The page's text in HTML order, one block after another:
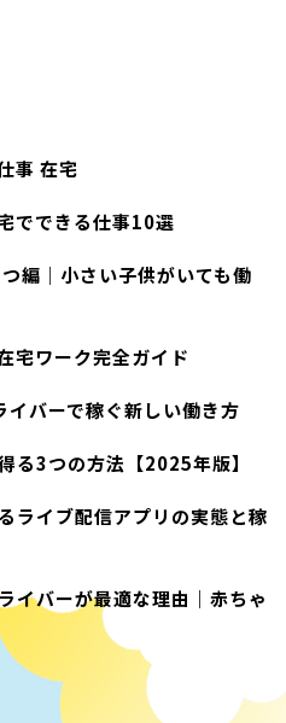
事 在宅
でできる仕事10選
編｜小さい子供がいても働
宅ワーク完全ガイド
バーで稼ぐ新しい働き方
る3つの方法【2025年版】
ライブ配信アプリの実態と稼
イバーが最適な理由｜赤ちゃ